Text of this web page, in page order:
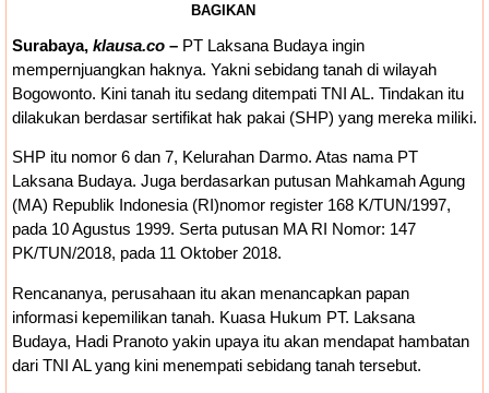
BAGIKAN
Surabaya, klausa.co – PT Laksana Budaya ingin
mempernjuangkan haknya. Yakni sebidang tanah di wilayah
Bogowonto. Kini tanah itu sedang ditempati TNI AL. Tindakan itu
dilakukan berdasar sertifikat hak pakai (SHP) yang mereka miliki.
SHP itu nomor 6 dan 7, Kelurahan Darmo. Atas nama PT
Laksana Budaya. Juga berdasarkan putusan Mahkamah Agung
(MA) Republik Indonesia (RI)nomor register 168 K/TUN/1997,
pada 10 Agustus 1999. Serta putusan MA RI Nomor: 147
PK/TUN/2018, pada 11 Oktober 2018.
Rencananya, perusahaan itu akan menancapkan papan
informasi kepemilikan tanah. Kuasa Hukum PT. Laksana
Budaya, Hadi Pranoto yakin upaya itu akan mendapat hambatan
dari TNI AL yang kini menempati sebidang tanah tersebut.